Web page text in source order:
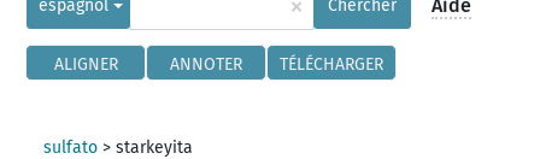
espagnol Chercher Aide
ALIGNER ANNOTER TÉLÉCHARGER
sulfato >starkeyita